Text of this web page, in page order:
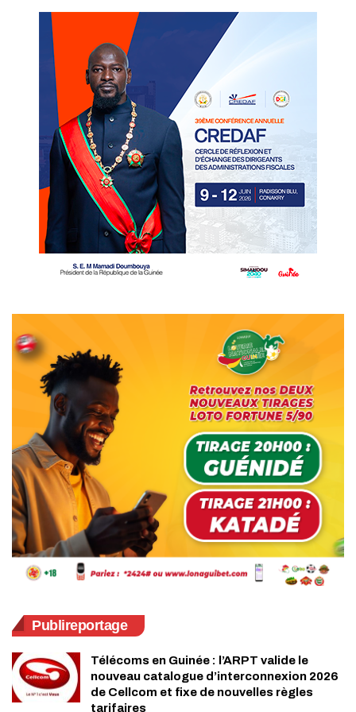
Publireportage
Télécoms en Guinée : l’ARPT valide le
nouveau catalogue d’interconnexion 2026
de Cellcom et fixe de nouvelles règles
tarifaires